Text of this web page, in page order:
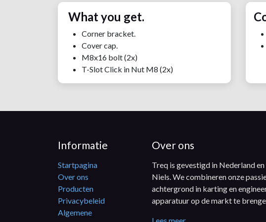
What you get.
Corner bracket.
Cover cap.
M8x16 bolt (2x)
T-Slot Click in Nut M8 (2x)
Informatie
Startpagina
Over ons
Producten
Privacybeleid
Algemene
Over ons
Treq is gevestigd in Nederland
Niels. We combineren onze
achtergrond in karting en
apparatuur op de markt te